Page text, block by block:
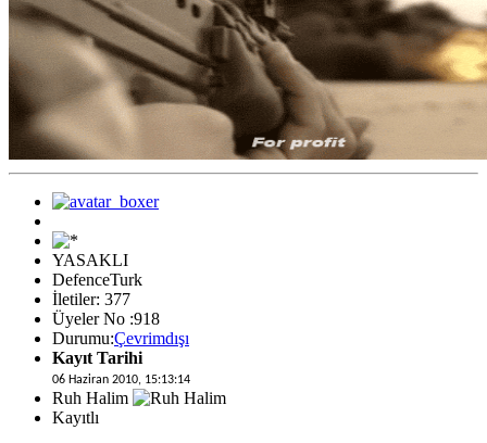
YASAKLI
DefenceTurk
İletiler: 377
Üyeler No :918
Durumu:Çevrimdışı
Kayıt Tarihi
06 Haziran 2010, 15:13:14
Ruh Halim
Kayıtlı